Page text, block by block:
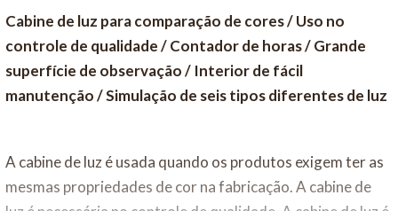
Cabine de luz para comparação de cores / Uso no
controle de qualidade / Contador de horas / Grande
superfície de observação / Interior de fácil
manutenção / Simulação de seis tipos diferentes de luz
A cabine de luz é usada quando os produtos exigem ter as
mesmas propriedades de cor na fabricação. A cabine de